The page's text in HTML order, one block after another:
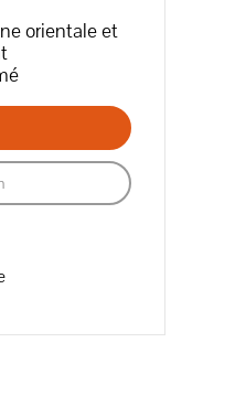
orientale et